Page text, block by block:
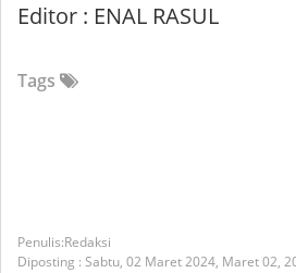
Editor : ENAL RASUL
Tags
Redaksi
Diposting : Sabtu, 02 Maret 2024, Maret 02,